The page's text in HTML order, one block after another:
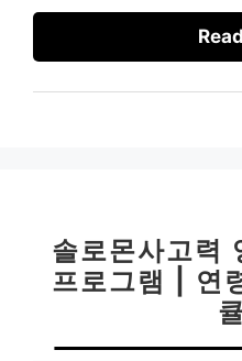
솔로몬사고력
프로그램 | 연